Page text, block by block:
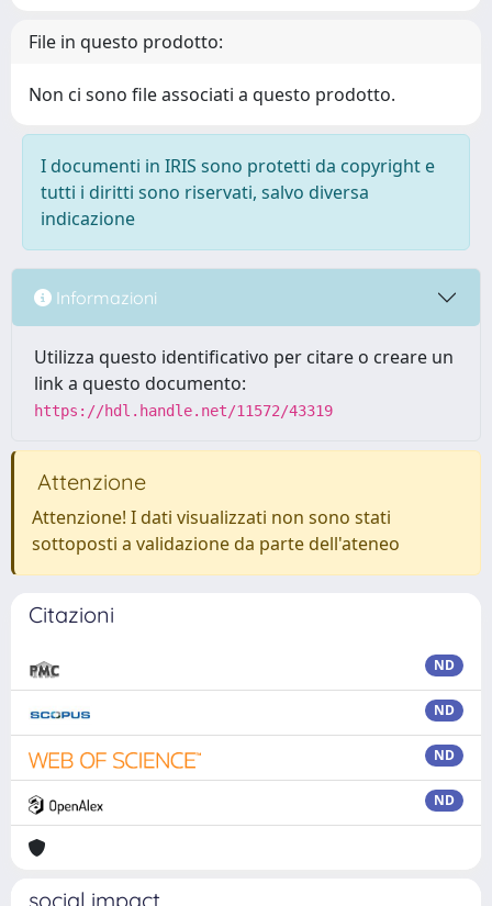
File in questo prodotto:
Non ci sono file associati a questo prodotto.
I documenti in IRIS sono protetti da copyright e
tutti i diritti sono riservati, salvo diversa
indicazione
Informazioni
Utilizza questo identificativo per citare o creare un
link a questo documento:
https://hdl.handle.net/11572/43319
Attenzione
Attenzione! I dati visualizzati non sono stati
sottoposti a validazione da parte dell'ateneo
Citazioni
ND
ND
ND
ND
social impact